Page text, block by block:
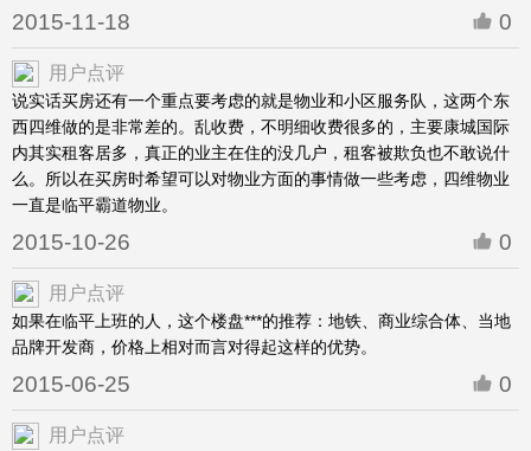
2015-11-18 0
用户点评
说实话买房还有一个重点要考虑的就是物业和小区服务队，这两个东
西四维做的是非常差的。乱收费，不明细收费很多的，主要康城国际
内其实租客居多，真正的业主在住的没几户，租客被欺负也不敢说什
么。所以在买房时希望可以对物业方面的事情做一些考虑，四维物业
一直是临平霸道物业。
2015-10-26 0
用户点评
如果在临平上班的人，这个楼盘***的推荐：地铁、商业综合体、当地
品牌开发商，价格上相对而言对得起这样的优势。
2015-06-25 0
用户点评